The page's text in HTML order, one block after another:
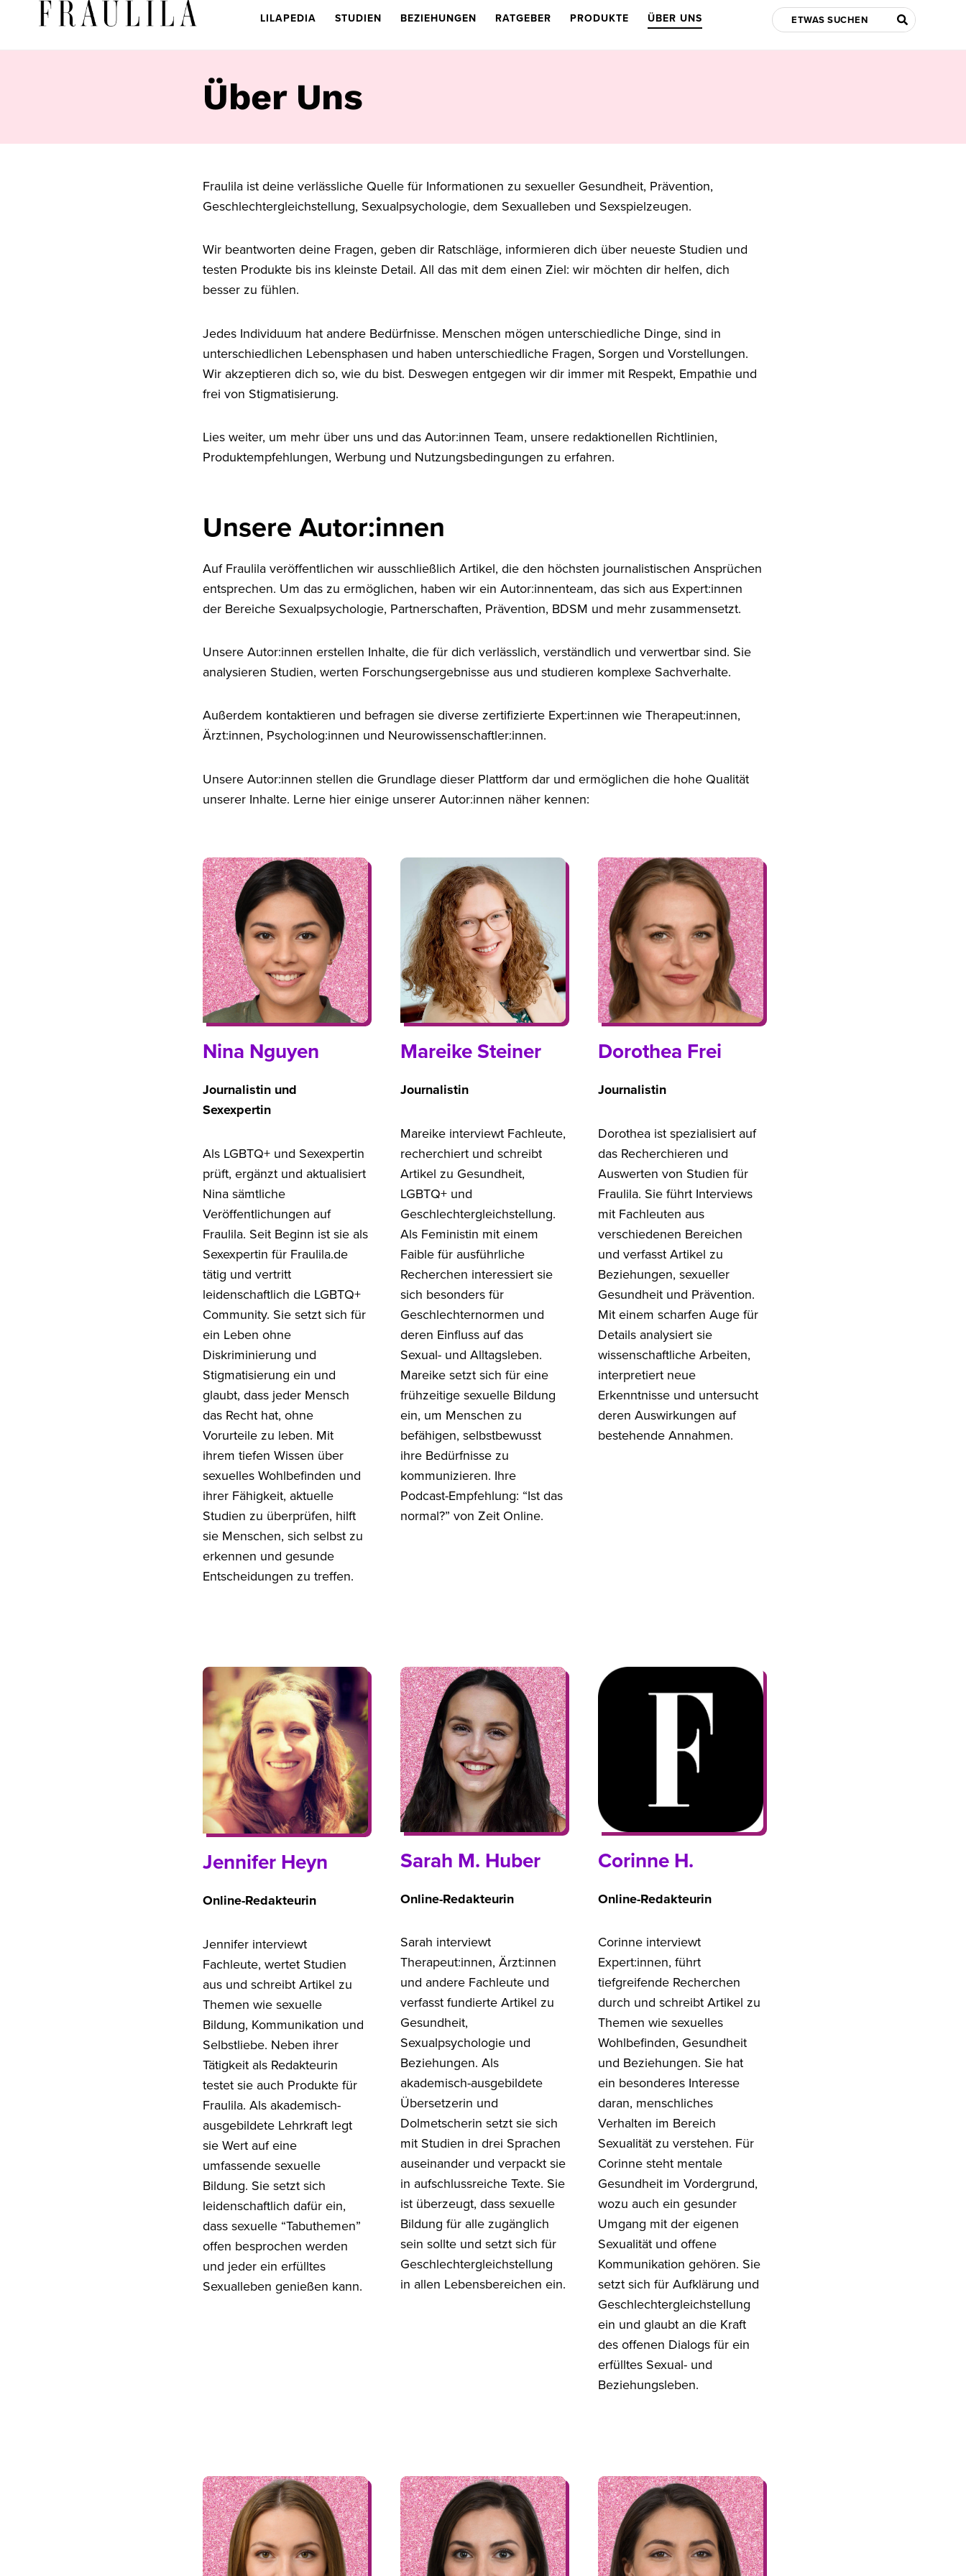
LILAPEDIA STUDIEN BEZIEHUNGEN RATGEBER PRODUKTE ÜBER UNS
Über Uns
Fraulila ist deine verlässliche Quelle für Informationen zu sexueller Gesundheit, Prävention,
Geschlechtergleichstellung, Sexualpsychologie, dem Sexualleben und Sexspielzeugen.
Wir beantworten deine Fragen, geben dir Ratschläge, informieren dich über neueste Studien und
testen Produkte bis ins kleinste Detail. All das mit dem einen Ziel: wir möchten dir helfen, dich
besser zu fühlen.
Jedes Individuum hat andere Bedürfnisse. Menschen mögen unterschiedliche Dinge, sind in
unterschiedlichen Lebensphasen und haben unterschiedliche Fragen, Sorgen und Vorstellungen.
Wir akzeptieren dich so, wie du bist. Deswegen entgegen wir dir immer mit Respekt, Empathie und
frei von Stigmatisierung.
Lies weiter, um mehr über uns und das Autor:innen Team, unsere redaktionellen Richtlinien,
Produktempfehlungen, Werbung und Nutzungsbedingungen zu erfahren.
Unsere Autor:innen
Auf Fraulila veröffentlichen wir ausschließlich Artikel, die den höchsten journalistischen Ansprüchen
entsprechen. Um das zu ermöglichen, haben wir ein Autor:innenteam, das sich aus Expert:innen
der Bereiche Sexualpsychologie, Partnerschaften, Prävention, BDSM und mehr zusammensetzt.
Unsere Autor:innen erstellen Inhalte, die für dich verlässlich, verständlich und verwertbar sind. Sie
analysieren Studien, werten Forschungsergebnisse aus und studieren komplexe Sachverhalte.
Außerdem kontaktieren und befragen sie diverse zertifizierte Expert:innen wie Therapeut:innen,
Ärzt:innen, Psycholog:innen und Neurowissenschaftler:innen.
Unsere Autor:innen stellen die Grundlage dieser Plattform dar und ermöglichen die hohe Qualität
unserer Inhalte. Lerne hier einige unserer Autor:innen näher kennen:
Nina Nguyen
Journalistin und
Sexexpertin
Als LGBTQ+ und Sexexpertin
prüft, ergänzt und aktualisiert
Nina sämtliche
Veröffentlichungen auf
Fraulila. Seit Beginn ist sie als
Sexexpertin für Fraulila.de
tätig und vertritt
leidenschaftlich die LGBTQ+
Community. Sie setzt sich für
ein Leben ohne
Diskriminierung und
Stigmatisierung ein und
glaubt, dass jeder Mensch
das Recht hat, ohne
Vorurteile zu leben. Mit
ihrem tiefen Wissen über
sexuelles Wohlbefinden und
ihrer Fähigkeit, aktuelle
Studien zu überprüfen, hilft
sie Menschen, sich selbst zu
erkennen und gesunde
Entscheidungen zu treffen.
Mareike Steiner
Journalistin
Mareike interviewt Fachleute,
recherchiert und schreibt
Artikel zu Gesundheit,
LGBTQ+ und
Geschlechtergleichstellung.
Als Feministin mit einem
Faible für ausführliche
Recherchen interessiert sie
sich besonders für
Geschlechternormen und
deren Einfluss auf das
Sexual- und Alltagsleben.
Mareike setzt sich für eine
frühzeitige sexuelle Bildung
ein, um Menschen zu
befähigen, selbstbewusst
ihre Bedürfnisse zu
kommunizieren. Ihre
Podcast-Empfehlung: “Ist das
normal?” von Zeit Online.
Dorothea Frei
Journalistin
Dorothea ist spezialisiert auf
das Recherchieren und
Auswerten von Studien für
Fraulila. Sie führt Interviews
mit Fachleuten aus
verschiedenen Bereichen
und verfasst Artikel zu
Beziehungen, sexueller
Gesundheit und Prävention.
Mit einem scharfen Auge für
Details analysiert sie
wissenschaftliche Arbeiten,
interpretiert neue
Erkenntnisse und untersucht
deren Auswirkungen auf
bestehende Annahmen.
Jennifer Heyn
Online-Redakteurin
Jennifer interviewt
Fachleute, wertet Studien
aus und schreibt Artikel zu
Themen wie sexuelle
Bildung, Kommunikation und
Selbstliebe. Neben ihrer
Tätigkeit als Redakteurin
testet sie auch Produkte für
Fraulila. Als akademisch-
ausgebildete Lehrkraft legt
sie Wert auf eine
umfassende sexuelle
Bildung. Sie setzt sich
leidenschaftlich dafür ein,
dass sexuelle “Tabuthemen”
offen besprochen werden
und jeder ein erfülltes
Sexualleben genießen kann.
Sarah M. Huber
Online-Redakteurin
Sarah interviewt
Therapeut:innen, Ärzt:innen
und andere Fachleute und
verfasst fundierte Artikel zu
Gesundheit,
Sexualpsychologie und
Beziehungen. Als
akademisch-ausgebildete
Übersetzerin und
Dolmetscherin setzt sie sich
mit Studien in drei Sprachen
auseinander und verpackt sie
in aufschlussreiche Texte. Sie
ist überzeugt, dass sexuelle
Bildung für alle zugänglich
sein sollte und setzt sich für
Geschlechtergleichstellung
in allen Lebensbereichen ein.
Corinne H.
Online-Redakteurin
Corinne interviewt
Expert:innen, führt
tiefgreifende Recherchen
durch und schreibt Artikel zu
Themen wie sexuelles
Wohlbefinden, Gesundheit
und Beziehungen. Sie hat
ein besonderes Interesse
daran, menschliches
Verhalten im Bereich
Sexualität zu verstehen. Für
Corinne steht mentale
Gesundheit im Vordergrund,
wozu auch ein gesunder
Umgang mit der eigenen
Sexualität und offene
Kommunikation gehören. Sie
setzt sich für Aufklärung und
Geschlechtergleichstellung
ein und glaubt an die Kraft
des offenen Dialogs für ein
erfülltes Sexual- und
Beziehungsleben.